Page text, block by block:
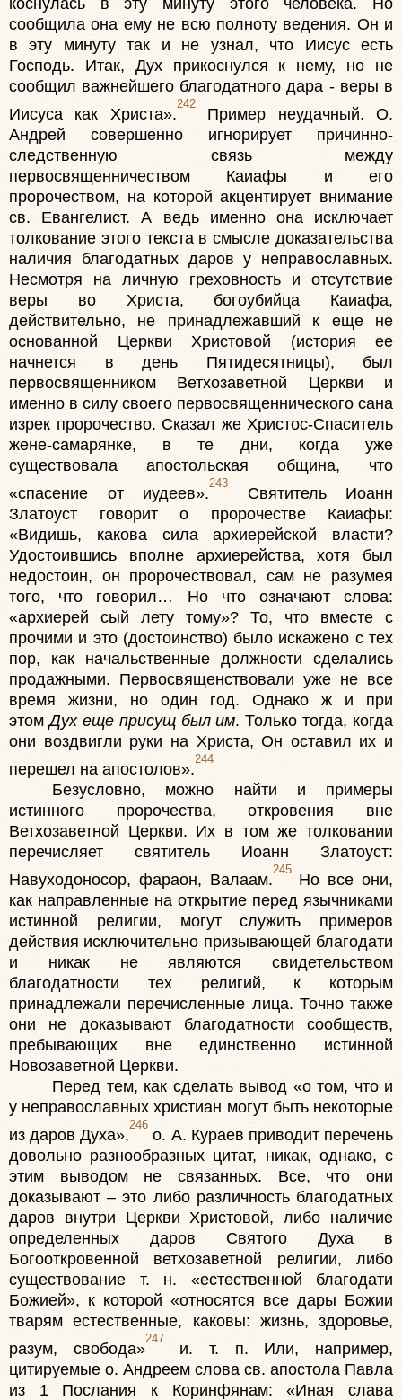
сообщила она ему не всю полноту ведения. Он и
в эту минуту так и не узнал, что Иисус есть
Господь. Итак, Дух прикоснулся к нему, но не
сообщил важнейшего благодатного дара - веры в
Иисуса как Христа».
242
Пример неудачный. О.
Андрей совершенно игнорирует причинно-
следственную связь между
первосвященничеством Каиафы и его
пророчеством, на которой акцентирует внимание
св. Евангелист. А ведь именно она исключает
толкование этого текста в смысле доказательства
наличия благодатных даров у неправославных.
Несмотря на личную греховность и отсутствие
веры во Христа, богоубийца Каиафа,
действительно, не принадлежавший к еще не
основанной Церкви Христовой (история ее
начнется в день Пятидесятницы), был
первосвященником Ветхозаветной Церкви и
именно в силу своего первосвященнического сана
изрек пророчество. Сказал же Христос-Спаситель
жене-самарянке, в те дни, когда уже
существовала апостольская община, что
«спасение от иудеев».
243
Святитель Иоанн
Златоуст говорит о пророчестве Каиафы:
«Видишь, какова сила архиерейской власти?
Удостоившись вполне архиерейства, хотя был
недостоин, он пророчествовал, сам не разумея
того, что говорил… Но что означают слова:
«архиерей сый лету тому»? То, что вместе с
прочими и это (достоинство) было искажено с тех
пор, как начальственные должности сделались
продажными. Первосвященствовали уже не все
время жизни, но один год. Однако ж и при
этомДух еще присущ был им. Только тогда, когда
они воздвигли руки на Христа, Он оставил их и
перешел на апостолов».
244
Безусловно, можно найти и примеры
истинного пророчества, откровения вне
Ветхозаветной Церкви. Их в том же толковании
перечисляет святитель Иоанн Златоуст:
Навуходоносор, фараон, Валаам.
245
Но все они,
как направленные на открытие перед язычниками
истинной религии, могут служить примеров
действия исключительно призывающей благодати
и никак не являются свидетельством
благодатности тех религий, к которым
принадлежали перечисленные лица. Точно также
они не доказывают благодатности сообществ,
пребывающих вне единственно истинной
Новозаветной Церкви.
Перед тем, как сделать вывод «о том, что и
у неправославных христиан могут быть некоторые
из даров Духа»,
246
о. А. Кураев приводит перечень
довольно разнообразных цитат, никак, однако, с
этим выводом не связанных. Все, что они
доказывают – это либо различность благодатных
даров внутри Церкви Христовой, либо наличие
определенных даров Святого Духа в
Богооткровенной ветхозаветной религии, либо
существование т. н. «естественной благодати
Божией», к которой «относятся все дары Божии
тварям естественные, каковы: жизнь, здоровье,
разум, свобода»
247
и. т. п. Или, например,
цитируемые о. Андреем слова св. апостола Павла
из 1 Послания к Коринфянам: «Иная слава